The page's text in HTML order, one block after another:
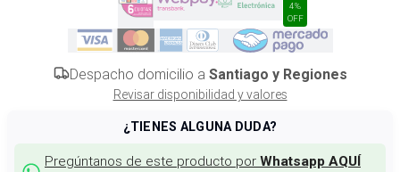
4%
OFF
Despacho domicilio a Santiago y Regiones
Revisar disponibilidad y valores
¿TIENES ALGUNA DUDA?
Pregúntanos de este producto por Whatsapp AQUÍ